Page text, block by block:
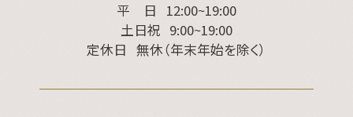
平 日
12:00~19:00
土日祝 9:00~19:00
定休日 無休（年末年始を除く）